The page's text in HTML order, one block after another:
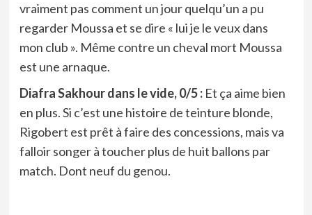
vraiment pas comment un jour quelqu’un a pu
regarder Moussa et se dire « lui je le veux dans
mon club ». Même contre un cheval mort Moussa
est une arnaque.
Diafra Sakhour dans le vide, 0/5 : Et ça aime bien
en plus. Si c’est une histoire de teinture blonde,
Rigobert est prêt à faire des concessions, mais va
falloir songer à toucher plus de huit ballons par
match. Dont neuf du genou.